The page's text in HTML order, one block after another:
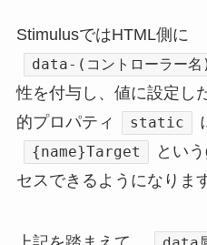
StimulusではHTML側に
data-(コントローラ
性を付与し、値に設定し
的プロパティ
static
{name}Target
とい
セスできるようになりま